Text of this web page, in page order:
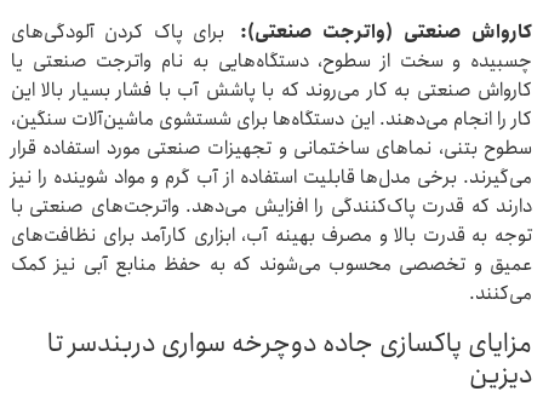
کارواش صنعتی (واترجت صنعتی): برای پاک کردن آلودگی‌های
چسبیده و سخت از سطوح، دستگاه‌هایی به نام واترجت صنعتی یا
کارواش صنعتی به کار می‌روند که با پاشش آب با فشار بسیار بالا این
کار را انجام می‌دهند. این دستگاه‌ها برای شستشوی ماشین‌آلات سنگین،
سطوح بتنی، نماهای ساختمانی و تجهیزات صنعتی مورد استفاده قرار
می‌گیرند. برخی مدل‌ها قابلیت استفاده از آب گرم و مواد شوینده را نیز
دارند که قدرت پاک‌کنندگی را افزایش می‌دهد. واترجت‌های صنعتی با
توجه به قدرت بالا و مصرف بهینه آب، ابزاری کارآمد برای نظافت‌های
عمیق و تخصصی محسوب می‌شوند که به حفظ منابع آبی نیز کمک
می‌کنند.
مزایای پاکسازی جاده دوچرخه سواری دربندسر تا
دیزین